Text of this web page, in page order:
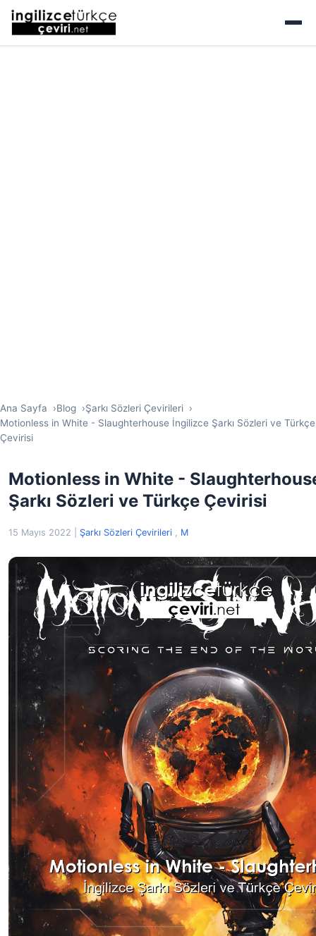
Ana Sayfa Blog
Şarkı Sözleri Çevirileri
Motionless in White - Slaughterhouse İngilizce Şarkı Sözleri ve Türkçe
Çevirisi
Motionless in White -
Şarkı Sözleri ve Türkçe Çevirisi
15 Mayıs 2022 Şarkı Sözleri Çevirileri , M